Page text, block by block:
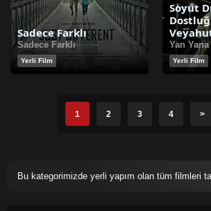
Sadece Farklı
Sadece Farklı
Yerli Film
Soyut
Yan Yana
Yerli Film
1 2 3 4 >
Bu kategorimizde yerli yapım olan tüm filmleri